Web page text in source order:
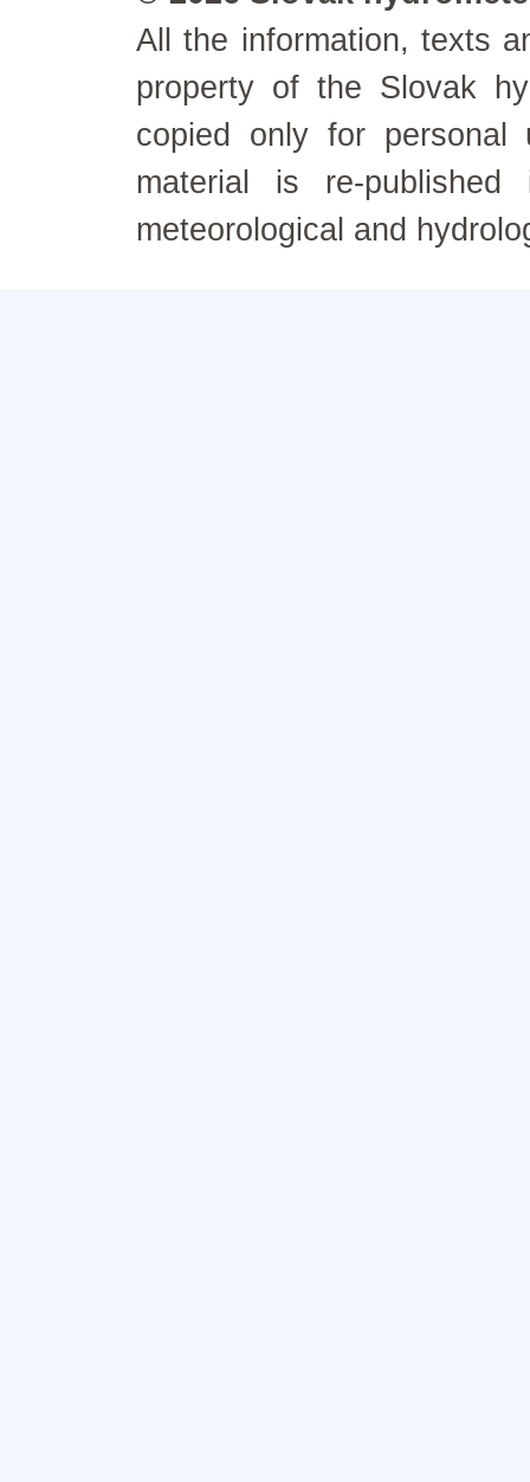
All the information, texts
property of the Slovak
copied only for personal
material is re-
meteorological and